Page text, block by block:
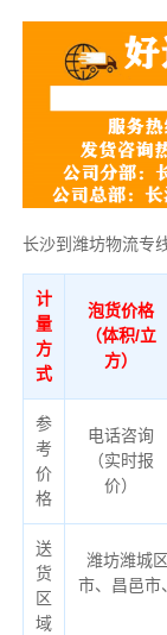
长沙到潍坊物流专
计
量
方
式
泡货价格
（体积/立
方）
参
考
价
格
电话咨询
（实时报
价）
送
货
区
域
潍坊潍城
市、昌邑市